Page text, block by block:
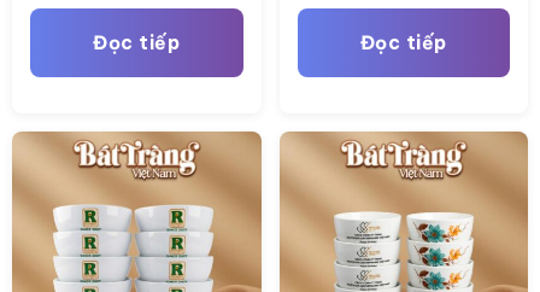
Đọc tiếp Đọc tiếp